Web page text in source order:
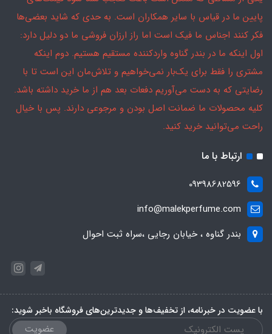
پایین ما در قیاس با سایر همکاران است. به حدی که شاید بعضی‌ها
فکر کنند اجناس ما فیک است اما راز ارزان فروشی ما دو دلیل دارد:
اول اینکه ما در بندر گناوه واردکننده مستقیم هستیم. دوم اینکه
مشتری را فقط برای یک‌بار نمی‌خواهیم و تلاش‌مان این است تا با
رضایتی که به دست می‌آوریم دفعات بعد هم از ما خرید داشته باشد.
کلیه محصولات ما ضمانت اصل بودن و مرجوعی دارند. پس با خیال
راحت می‌توانید خرید کنید.
ارتباط با ما
09398682596
info@malekperfume.com
بندر گناوه ، خیابان رجایی ،سراه ثبت احوال
با عضویت در خبرنامه، از تخفیف‌ها و جدیدترین‌های فروشگاه باخبر شوید:
عضویت